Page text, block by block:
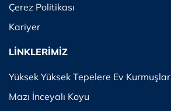
Çerez Politikası
Kariyer
LİNKLERİMİZ
Yüksek Yüksek Tepelere Ev Kurmuşlar
Mazı İnceyalı Koyu